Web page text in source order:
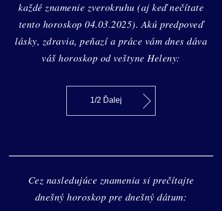
každé znamenie zverokruhu (aj keď nečítate
tento horoskop 04.03.2025). Akú predpoveď
lásky, zdravia, peňazí a práce vám dnes dáva
váš horoskop od veštyne Heleny:
1/2 Ďalej
Cez nasledujúce znamenia si prečítajte
dnešný horoskop pre dnešný dátum: